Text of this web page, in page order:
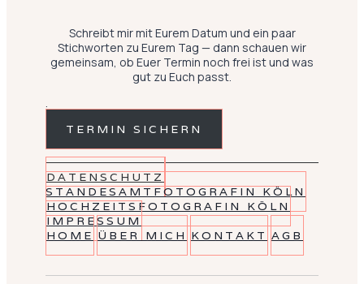
Schreibt mir mit Eurem Datum und ein paar
Stichworten zu Eurem Tag — dann schauen wir
gemeinsam, ob Euer Termin noch frei ist und was
gut zu Euch passt.
.
TERMIN SICHERN
DATENSCHUTZ
STANDESAMTFOTOGRAFIN KÖLN
HOCHZEITSFOTOGRAFIN KÖLN
IMPRESSUM
HOME ÜBER MICH KONTAKT AGB